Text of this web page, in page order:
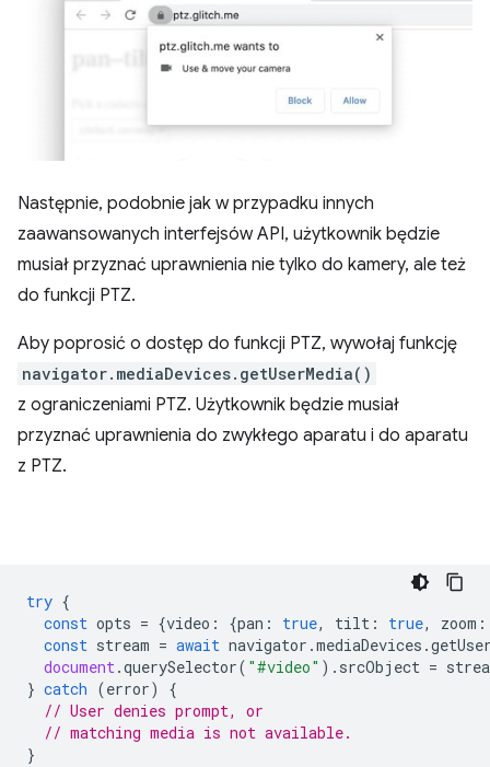
Następnie, podobnie jak w przypadku innych
zaawansowanych interfejsów API, użytkownik będzie
musiał przyznać uprawnienia nie tylko do kamery, ale też
do funkcji PTZ.
Aby poprosić o dostęp do funkcji PTZ, wywołaj funkcję
navigator.mediaDevices.getUserMedia()
z ograniczeniami PTZ. Użytkownik będzie musiał
przyznać uprawnienia do zwykłego aparatu i do aparatu
z PTZ.
try {
const opts = {video : {pan : true, tilt : true, zoom :
const stream = await navigator .mediaDevices .
document.querySelector( "#video" ). srcObject =
} catch (error)
{
// User denies prompt, or
// matching media is not available.
}